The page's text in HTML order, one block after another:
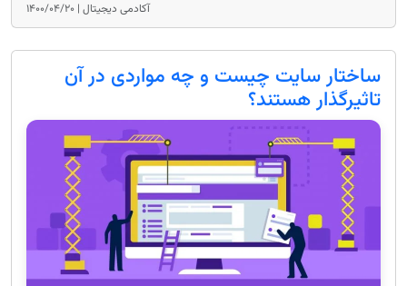
آکادمی دیجیتال | ۱۴۰۰/۰۴/۲۰
ساختار سایت چیست و چه مواردی در آن
تاثیرگذار هستند؟